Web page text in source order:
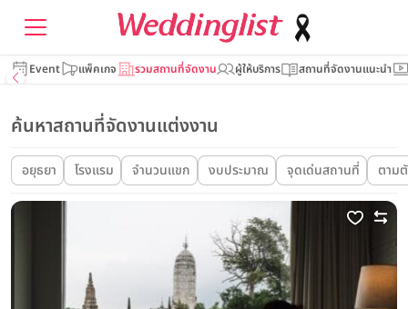
Event แพ็คเกจ รวมสถานที่จัดงาน ผู้ให้บริการ สถานที่จัดงานแนะนำ
ค้นหาสถานที่จัดงานแต่งงาน
อยุธยา โรงแรม จำนวนแขก งบประมาณ จุดเด่นสถานที่ ตาม